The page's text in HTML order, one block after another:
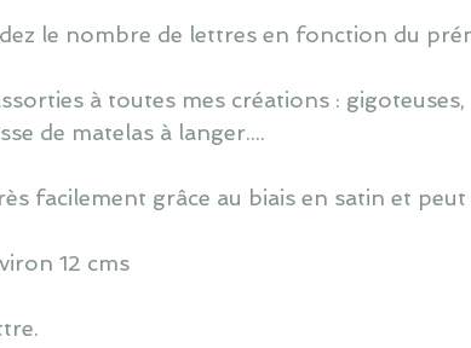
le nombre de lettres en fonction du
à toutes mes créations :
de matelas à langer....
facilement grâce au biais en satin et
12 cms